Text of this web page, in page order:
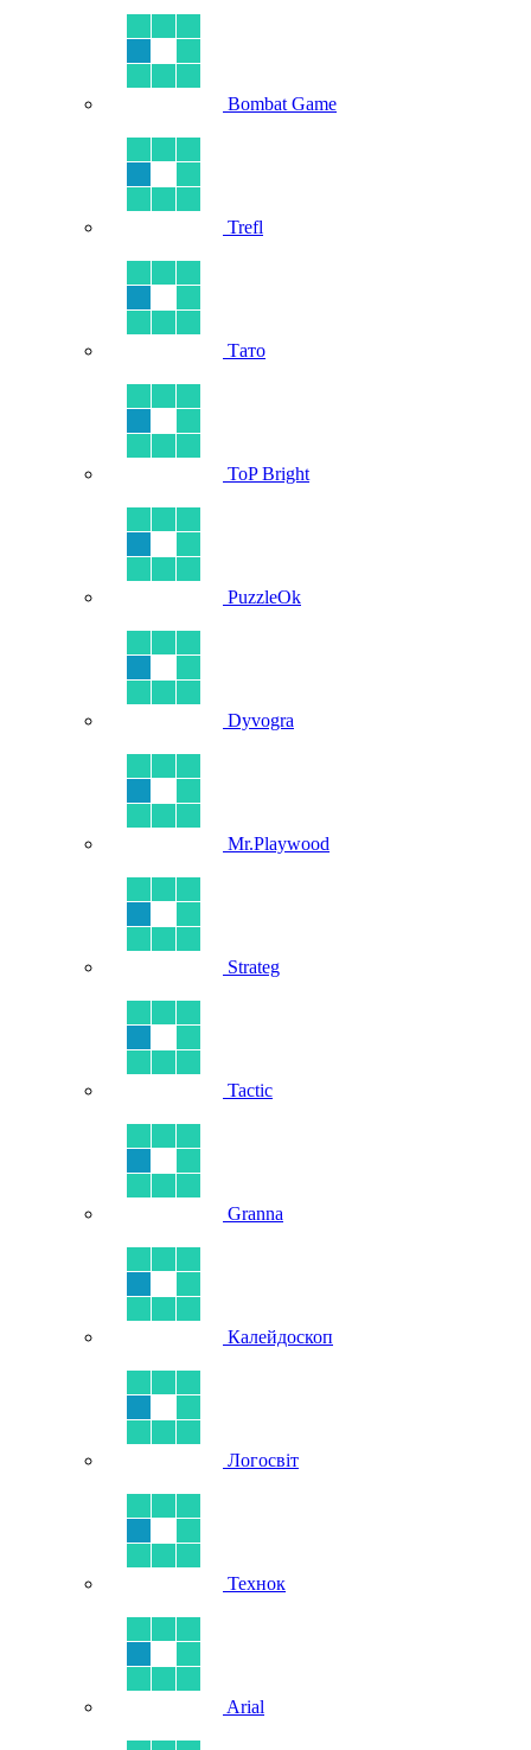
Bombat Game
Trefl
Тато
ToP Bright
PuzzleOk
Dyvogra
Mr.Playwood
Strateg
Tactic
Granna
Калейдоскоп
Логосвіт
Технок
Arial